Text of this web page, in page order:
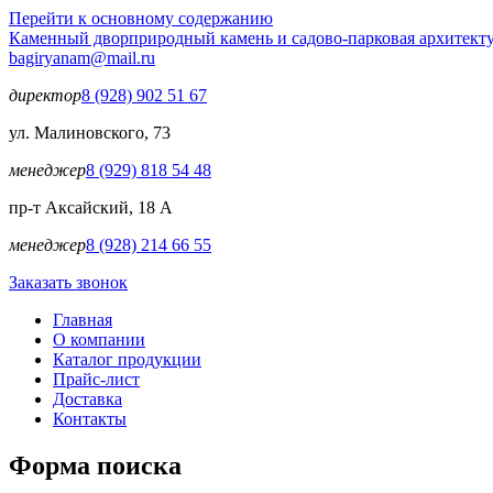
Перейти к основному содержанию
Каменный дворприродный камень и садово-парковая
bagiryanam@mail.ru
директор8 (928) 902 51 67
ул. Малиновского, 73
менеджер8 (929) 818 54 48
пр-т Аксайский, 18 А
менеджер8 (928) 214 66 55
Заказать звонок
Главная
О компании
Каталог продукции
Прайс-лист
Доставка
Контакты
Форма поиска